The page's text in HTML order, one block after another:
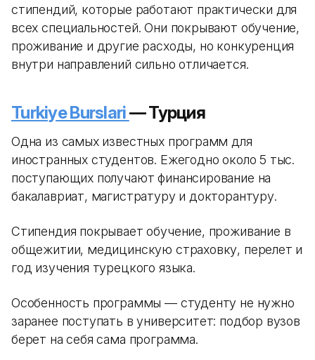
стипендий, которые работают практически для
всех специальностей. Они покрывают обучение,
проживание и другие расходы, но конкуренция
внутри направлений сильно отличается.
Turkiye Burslari— Турция
Одна из самых известных программ для
иностранных студентов. Ежегодно около 5 тыс.
поступающих получают финансирование на
бакалавриат, магистратуру и докторантуру.
Стипендия покрывает обучение, проживание в
общежитии, медицинскую страховку, перелет и
год изучения турецкого языка.
Особенность программы — студенту не нужно
заранее поступать в университет: подбор вузов
берет на себя сама программа.